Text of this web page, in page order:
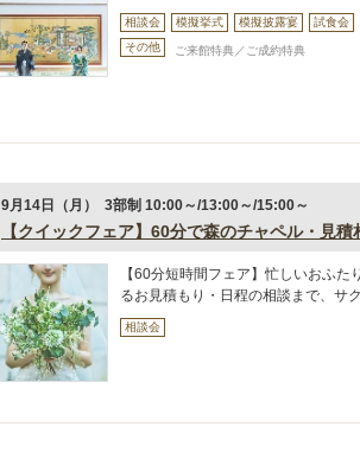
相談会 模擬挙式 模擬披露宴
試食会
その他
ご来館特典／ご成約特典
9月14日（月） 3部制 10:00～/13:00～/15:00～
【クイックフェア】60分で森のチャペル・見
【60分短時間フェア】忙しいおふ
るお見積もり・日程の相談まで、サ
相談会